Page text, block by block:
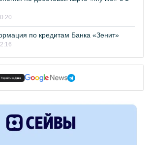
по кредитам Банка «Зенит»